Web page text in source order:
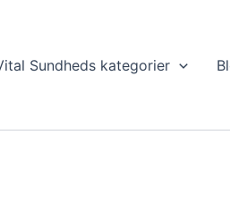
Sundheds kategorier